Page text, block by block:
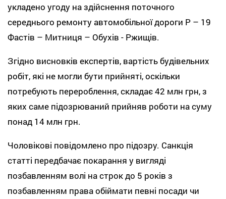
укладено угоду на здійснення поточного
середнього ремонту автомобільної дороги Р – 19
Фастів – Митниця – Обухів - Ржищів.
Згідно висновків експертів, вартість будівельних
робіт, які не могли бути прийняті, оскільки
потребують перероблення, складає 42 млн грн, з
яких саме підозрюваний прийняв роботи на суму
понад 14 млн грн.
Чоловікові повідомлено про підозру. Санкція
статті передбачає покарання у вигляді
позбавленням волі на строк до 5 років з
позбавленням права обіймати певні посади чи